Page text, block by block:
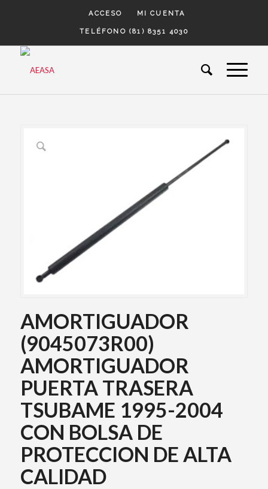
ACCESO MI CUENTA
TELÉFONO (81) 8351 4030
AMORTIGUADOR
(9045073R00)
AMORTIGUADOR
PUERTA TRASERA
TSUBAME 1995-2004
CON BOLSA DE
PROTECCION DE ALTA
CALIDAD